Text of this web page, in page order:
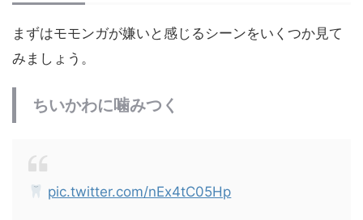
まずはモモンガが嫌いと感じるシーンをいくつか見て
みましょう。
ちいかわに噛みつく
pic.twitter.com/nEx4tC05Hp